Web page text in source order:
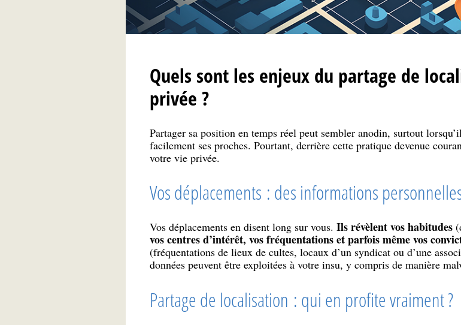
Quels sont les enjeux du partage de
privée ?
Partager sa position en temps réel peut sembler anodin, surtout
facilement ses proches. Pourtant, derrière cette pratique devenue
votre vie privée.
Vos déplacements : des informations
Vos déplacements en disent long sur vous. Ils révèlent vos habitudes
vos centres d’intérêt, vos fréquentations et parfois même vos
(fréquentations de lieux de cultes, locaux d’un syndicat ou d’une
données peuvent être exploitées à votre insu, y compris de manière
Partage de localisation : qui en profite vraiment ?